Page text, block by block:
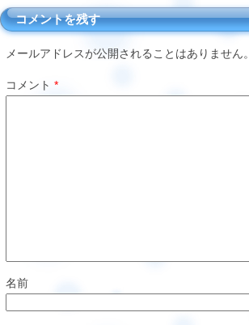
コメントを残す
メールアドレスが公開されることはありません。
コメント *
名前